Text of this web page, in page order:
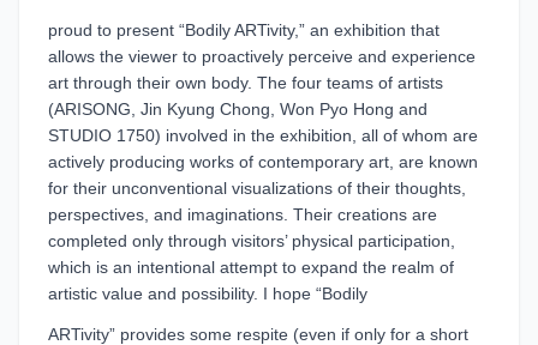
proud to present “Bodily ARTivity,” an exhibition that
allows the viewer to proactively perceive and experience
art through their own body. The four teams of artists
(ARISONG, Jin Kyung Chong, Won Pyo Hong and
STUDIO 1750) involved in the exhibition, all of whom are
actively producing works of contemporary art, are known
for their unconventional visualizations of their thoughts,
perspectives, and imaginations. Their creations are
completed only through visitors’ physical participation,
which is an intentional attempt to expand the realm of
artistic value and possibility. I hope “Bodily
ARTivity” provides some respite (even if only for a short